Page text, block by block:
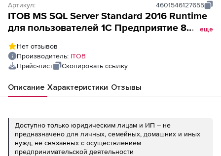
Артикул: 4601546127655
ITOB MS SQL Server Standard 2016 Runtime
для пользователей 1С Предприятие 8
рабочих мест
еще
Нет отзывов
Производитель: ITOB
Прайс-лист
Скопировать ссылку
Описание Характеристики Отзывы
Доступно только юридическим лицам и ИП – не
предназначено для личных, семейных, домашних и иных
нужд, не связанных с осуществлением
предпринимательской деятельности